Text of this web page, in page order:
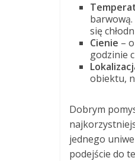
się
Cienie –
godzinie
obiektu,
Dobrym
jednego
podejście do